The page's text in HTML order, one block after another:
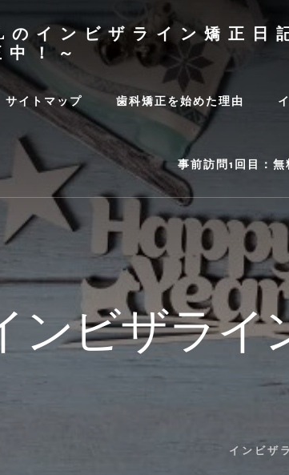
インビザライン矯正日
！～
サイトマップ 歯科矯正を始めた理由
事前訪問1回目：
ンビザライ
インビザ